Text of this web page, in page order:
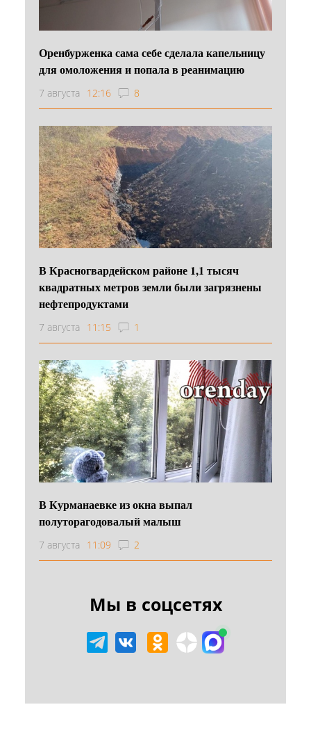
Оренбурженка сама себе сделала капельницу
для омоложения и попала в реанимацию
7 августа 12:16 8
В Красногвардейском районе 1,1 тысяч
квадратных метров земли были загрязнены
нефтепродуктами
7 августа 11:15 1
В Курманаевке из окна выпал
полуторагодовалый малыш
7 августа 11:09 2
Мы в соцсетях